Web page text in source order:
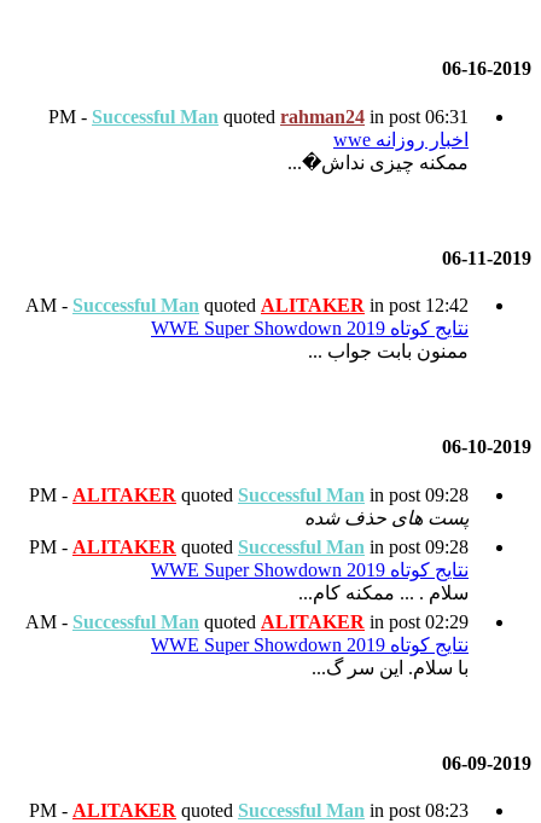
Successful Manquoted
Successful Manquoted
ALITAKERquoted
ALITAKERquoted
Successful Manquoted
ALITAKERquoted